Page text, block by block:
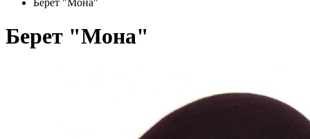
Берет "Мона"
Берет "Мона"